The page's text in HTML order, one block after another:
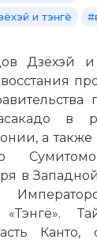
и тэнгё
Дзёхэй и
в
а также
в